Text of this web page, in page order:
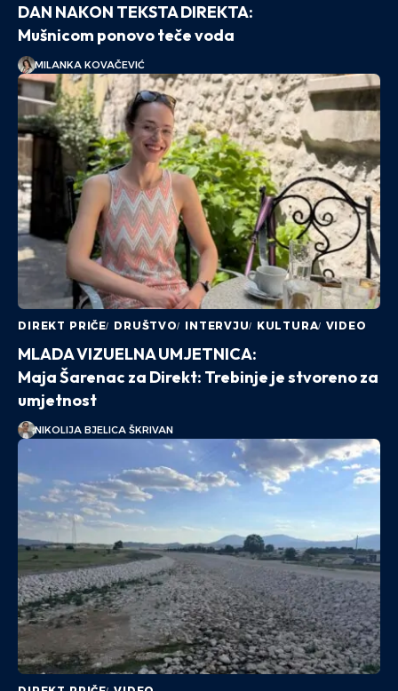
DAN NAKON TEKSTA DIREKTA:
Mušnicom ponovo teče voda
MILANKA KOVAČEVIĆ
DIREKT PRIČE DRUŠTVO INTERVJU KULTURA VIDEO
MLADA VIZUELNA UMJETNICA:
Maja Šarenac za Direkt: Trebinje je stvoreno za
umjetnost
NIKOLIJA BJELICA ŠKRIVAN